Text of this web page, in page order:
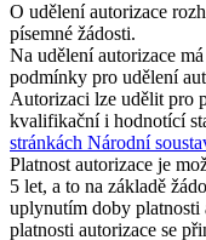
O udělení autorizace
písemné žádosti.
Na udělení autorizace
podmínky pro udělení
Autorizaci lze udělit pro
kvalifikační i hodnotící
stránkách Národní
Platnost autorizace je
5 let, a to na základě
uplynutím doby platnosti
platnosti autorizace se